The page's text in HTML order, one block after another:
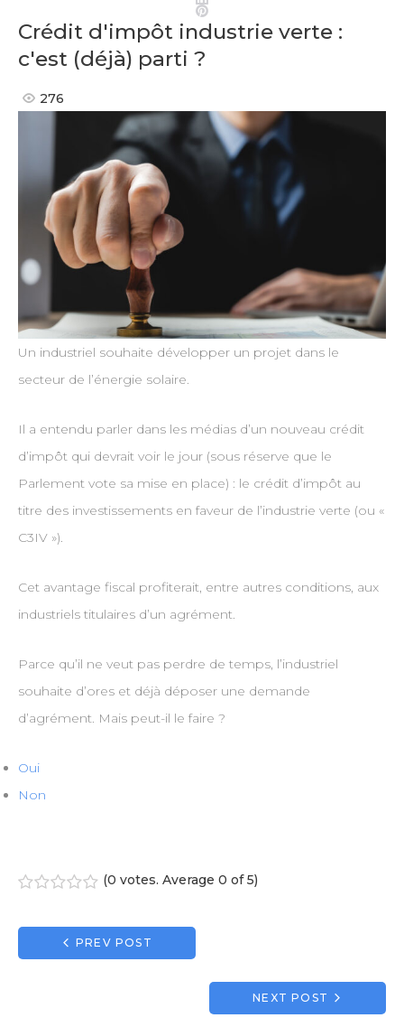
Pinterest
Crédit d'impôt industrie verte :
c'est (déjà) parti ?
276
Un industriel souhaite développer un projet dans le
secteur de l’énergie solaire.
Il a entendu parler dans les médias d’un nouveau crédit
d’impôt qui devrait voir le jour (sous réserve que le
Parlement vote sa mise en place) : le crédit d’impôt au
titre des investissements en faveur de l’industrie verte (ou «
C3IV »).
Cet avantage fiscal profiterait, entre autres conditions, aux
industriels titulaires d’un agrément.
Parce qu’il ne veut pas perdre de temps, l’industriel
souhaite d’ores et déjà déposer une demande
d’agrément. Mais peut-il le faire ?
Oui
Non
(0 votes. Average 0 of 5)
Navigation
de
PREV POST
NEXT POST